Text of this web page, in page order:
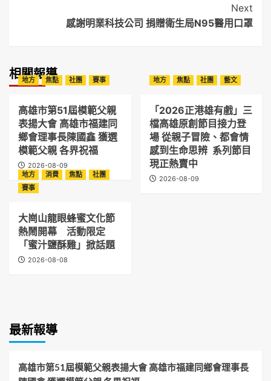
Next
感謝明業科技公司 捐贈衛生局N95醫用口罩
相關報導
地方 焦點 社團 賽事
高雄市第51屆模範父親
表揚大會 高雄市福建同
鄉會理事長陳國鑫 獲選
模範父親 各界祝福
2026-08-09
地方 焦點 社團 藝文
「2026正港雄有戲」三
檔高雄原創節目接力登
場 從親子冒險、都會情
感到生命思辨 系列節目
現正熱賣中
2026-08-09
地方 消費 焦點
社團
賽事
大崗山龍眼蜂蜜文化節
熱鬧開幕 活動限定
「蜜汁鹽酥雞」掀話題
2026-08-08
最新報導
高雄市第51屆模範父親表揚大會 高雄市福建同鄉會理事長